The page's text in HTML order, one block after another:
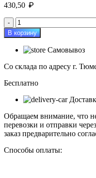
430,50 ₽
Количество
товара
Лампа
настольная
ENERGY
EN-
2
В корзину
Самовывоз
Со склада по адресу г.
Бесплатно
Обращаем внимание, что
перевозки и отправки
заказ предварительно
Способы оплаты: